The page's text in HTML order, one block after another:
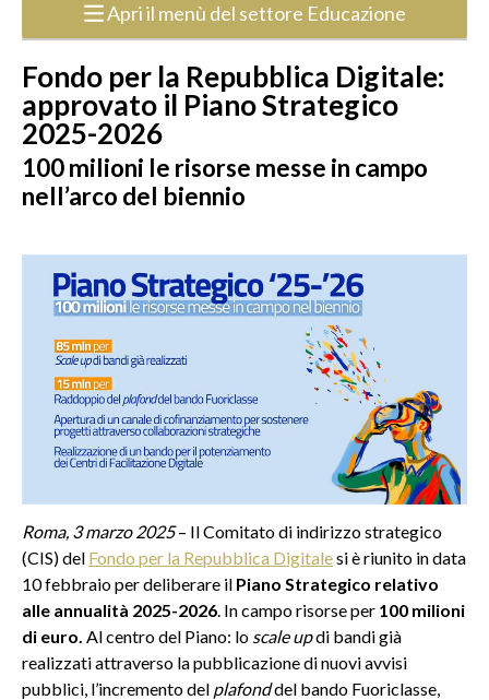
Apri il menù del settore Educazione
Fondo per la Repubblica Digitale:
approvato il Piano Strategico
2025-2026
100 milioni le risorse messe in campo
nell’arco del biennio
Roma, 3 marzo 2025– Il Comitato di indirizzo strategico
(CIS) del Fondo per la Repubblica Digitalesi è riunito in data
10 febbraio per deliberare il Piano Strategico relativo
alle annualità 2025-2026 . In campo risorse per 100 milioni
di euro. Al centro del Piano: lo scale updi bandi già
realizzati attraverso la pubblicazione di nuovi avvisi
pubblici, l’incremento del plafonddel bando Fuoriclasse,